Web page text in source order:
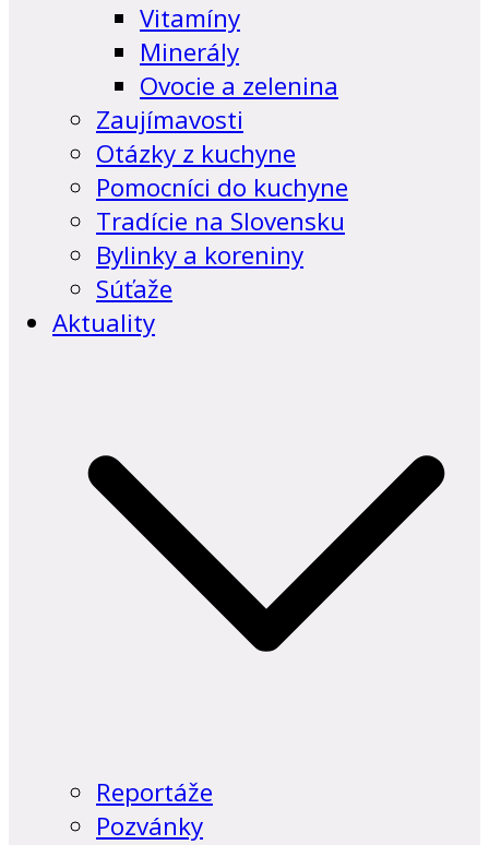
Vitamíny
Minerály
Ovocie a zelenina
Zaujímavosti
Otázky z kuchyne
Pomocníci do kuchyne
Tradície na Slovensku
Bylinky a koreniny
Súťaže
Aktuality
Reportáže
Pozvánky